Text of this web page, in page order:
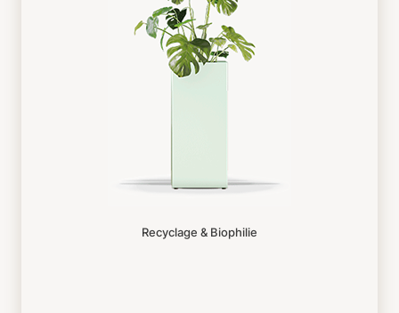
Recyclage & Biophilie